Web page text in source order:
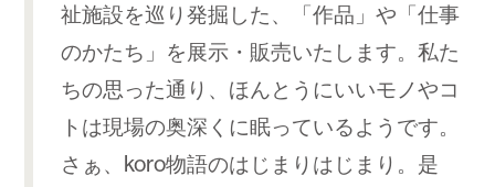
祉施設を巡り発掘した、「作品」や「仕事
のかたち」を展示・販売いたします。私た
ちの思った通り、ほんとうにいいモノやコ
トは現場の奥深くに眠っているようです。
さぁ、koro物語のはじまりはじまり。是